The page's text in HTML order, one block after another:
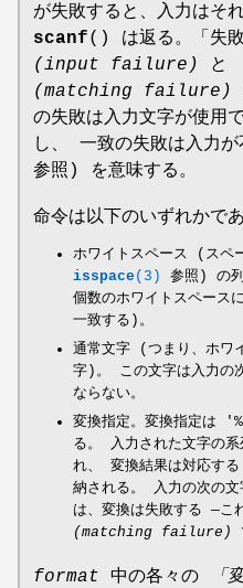
が失敗すると、入力はそ
scanf() は返る。「失
(input
failure) と
(matching failure)
の失敗は入力文字が使用
し、 一致の失敗は入力
参照) を意味する。
命令は以下のいずれかで
ホワイトスペース (スペ
isspace (3)
参照) の
個数のホワイトスペース
一致する)。
通常文字 (つまり、ホ
字)。 この文字は入力の
ならない。
変換指定。変換指定は
る。 入力された文字の系
れ、 変換結果は対応する
納される。 入力の次の
は、変換は失敗する —こ
(matching failure)
format 中の各々の 「